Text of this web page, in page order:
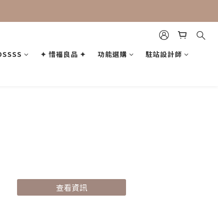
✦ 惜福良品 ✦ 功能選購 駐站設計師
查看資訊